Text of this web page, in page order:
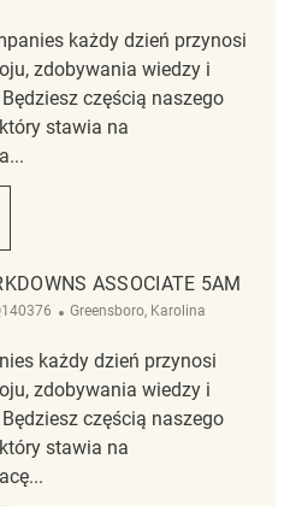
każdy dzień przynosi
zdobywania wiedzy i
częścią naszego
stawia na
REQ112944
Associate
ASSOCIATE 5AM
Lokalizacja
Greensboro, Karolina
każdy dzień przynosi
zdobywania wiedzy i
częścią naszego
stawia na